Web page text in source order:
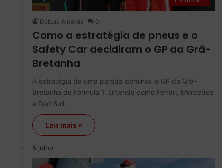
Debora Almeida 0
Como a estratégia de pneus e o
Safety Car decidiram o GP da Grã-
Bretanha
A estratégia de uma parada dominou o GP da Grã-
Bretanha de Fórmula 1. Entenda como Ferrari, Mercedes
e Red Bull…
Leia mais »
5 julho